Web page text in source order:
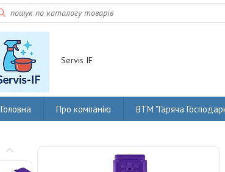
Servis IF
Головна Про компанію ВТМ "Гаряча